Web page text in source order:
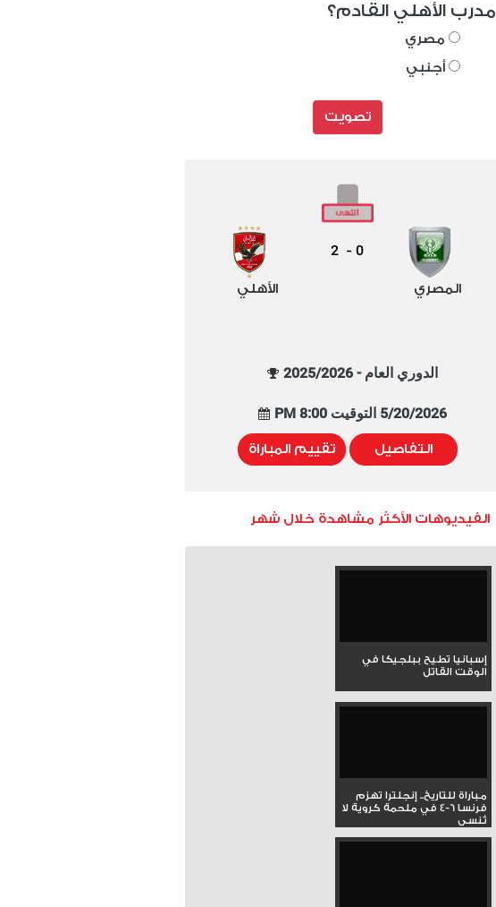
مدرب الأهلي القادم؟
مصري
أجنبي
تصويت
المصري
0
-
2
الأهلي
الدوري العام - 2025/2026
5/20/2026 التوقيت 8:00 PM
التفاصيل تقييم المباراة
الفيديوهات الأكثر مشاهدة خلال شهر
إسبانيا تطيح ببلجيكا في
الوقت القاتل
مباراة للتاريخ.. إنجلترا تهزم
فرنسا 6-4 في ملحمة كروية لا
تُنسى